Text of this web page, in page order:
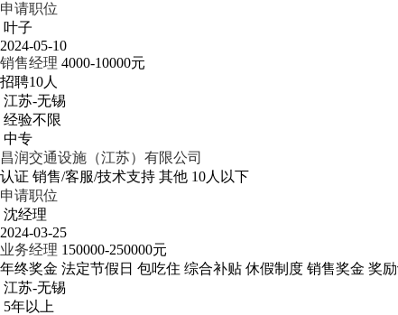
申请职位
叶子
2024-05-10
销售经理 4000-10000元
招聘10人
江苏-无锡
经验不限
中专
昌润交通设施（江苏）有限公司
认证 销售/客服/技术支持 其他 10人以下
申请职位
沈经理
2024-03-25
业务经理 150000-250000元
年终奖金 法定节假日 包吃住 综合补贴 休假制度 销售奖金 奖
江苏-无锡
5年以上